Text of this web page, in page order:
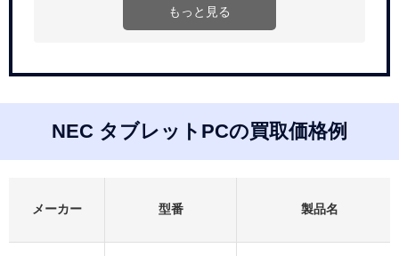
ズなど、新品未開封商品は高価買取いたします！
もっと見る
NEC タブレットPCの買取価格例
メーカー 型番 製品名